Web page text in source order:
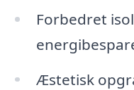
Forbedret
Æstetisk